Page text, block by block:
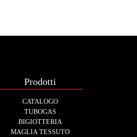
Prodotti
CATALOGO
TUBOGAS
BIGIOTTERIA
MAGLIA TESSUTO